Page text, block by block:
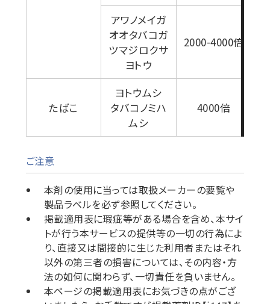
アワノメイガ
オオタバコガ
ツマジロクサ
ヨトウ
2000-4000倍
たばこ
ヨトウムシ
タバコノミハ
ムシ
4000倍
ご注意
本剤の使用に当っては取扱メーカーの要覧や
製品ラベルを必ず参照してください。
掲載適用表に瑕疵等がある場合を含め、本サイ
トが行う本サービスの提供等の一切の行為によ
り、直接又は間接的に生じた利用者またはそれ
以外の第三者の損害については、その内容・方
法の如何に関わらず、一切責任を負いません。
本ページの掲載適用表にお気づきの点がござ